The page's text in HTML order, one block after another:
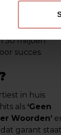
unieke
een van de
zelfs een
30 miljoen
succes.
in huis
als ‘Geen
Woorden’
garant